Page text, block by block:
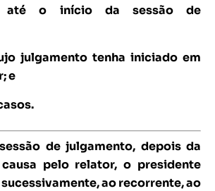
até o início da sessão de
julgamento tenha iniciado em
e
de julgamento, depois da
pelo relator, o presidente
ao recorrente, ao